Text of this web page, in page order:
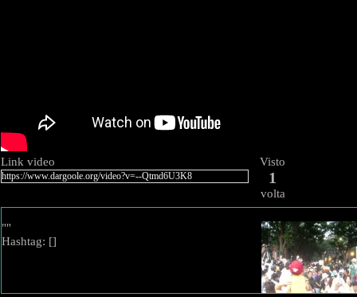
Link video Visto
1
volta
""
Hashtag: []